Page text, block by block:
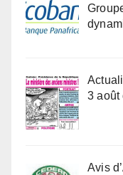
3 août
Avis